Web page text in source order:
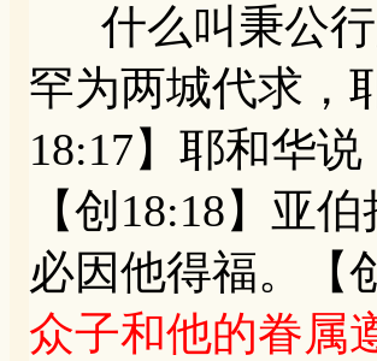
什么叫秉公行
罕为两城代求，
18:17】耶和华
【创18:18】亚
必因他得福。【
众子和他的眷属